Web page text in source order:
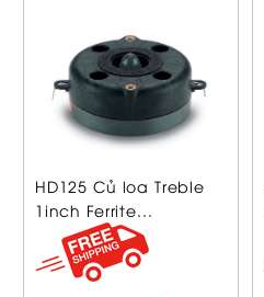
HD125 Củ loa Treble
1inch Ferrite...